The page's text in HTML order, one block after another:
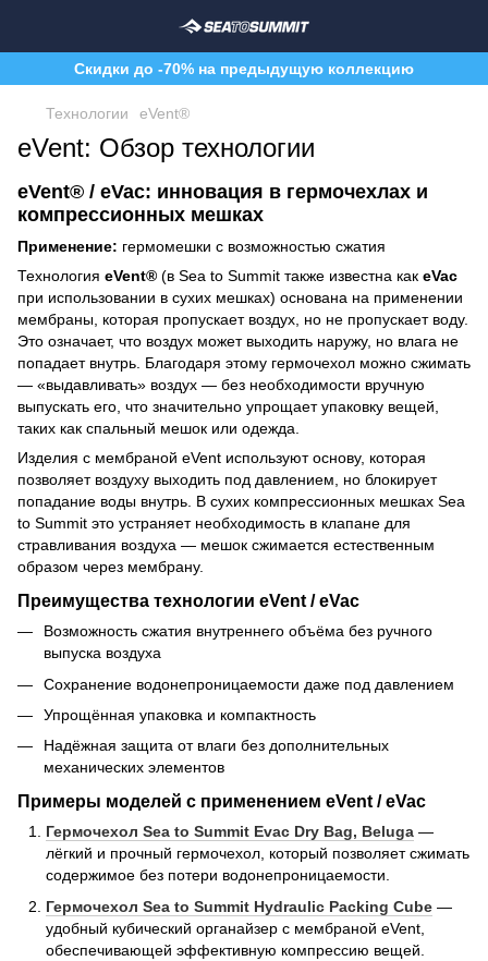
Скидки до -70% на предыдущую коллекцию
Технологии eVent®
eVent: Обзор технологии
eVent® / eVac: инновация в гермочехлах и
компрессионных мешках
Применение: гермомешки с возможностью сжатия
Технология eVent® (в Sea to Summit также известна как eVac
при использовании в сухих мешках) основана на применении
мембраны, которая пропускает воздух, но не пропускает воду.
Это означает, что воздух может выходить наружу, но влага не
попадает внутрь. Благодаря этому гермочехол можно сжимать
— «выдавливать» воздух — без необходимости вручную
выпускать его, что значительно упрощает упаковку вещей,
таких как спальный мешок или одежда.
Изделия с мембраной eVent используют основу, которая
позволяет воздуху выходить под давлением, но блокирует
попадание воды внутрь. В сухих компрессионных мешках Sea
to Summit это устраняет необходимость в клапане для
стравливания воздуха — мешок сжимается естественным
образом через мембрану.
Преимущества технологии eVent / eVac
Возможность сжатия внутреннего объёма без ручного
выпуска воздуха
Сохранение водонепроницаемости даже под давлением
Упрощённая упаковка и компактность
Надёжная защита от влаги без дополнительных
механических элементов
Примеры моделей с применением eVent / eVac
Гермочехол Sea to Summit Evac Dry Bag, Beluga —
лёгкий и прочный гермочехол, который позволяет сжимать
содержимое без потери водонепроницаемости.
Гермочехол Sea to Summit Hydraulic Packing Cube —
удобный кубический органайзер с мембраной eVent,
обеспечивающей эффективную компрессию вещей.